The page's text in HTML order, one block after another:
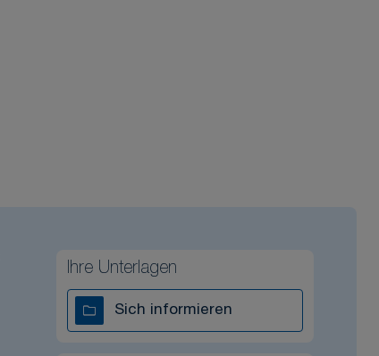
Ihre Unterlagen
Sich informieren